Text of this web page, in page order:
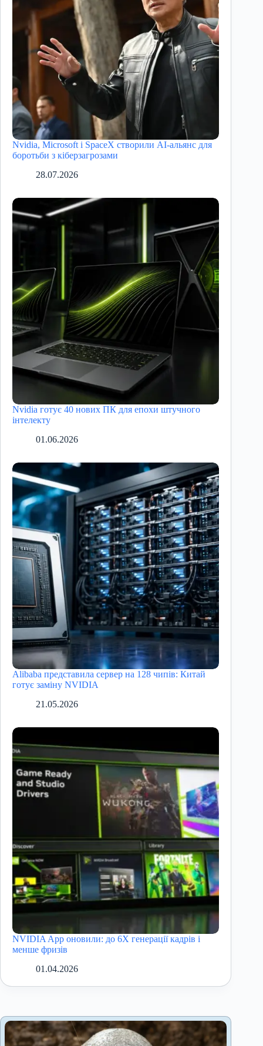
Nvidia, Microsoft і SpaceX створили AI-альянс для
боротьби з кіберзагрозами
28.07.2026
Nvidia готує 40 нових ПК для епохи штучного
інтелекту
01.06.2026
Alibaba представила сервер на 128 чипів: Китай
готує заміну NVIDIA
21.05.2026
NVIDIA App оновили: до 6X генерації кадрів і
менше фризів
01.04.2026